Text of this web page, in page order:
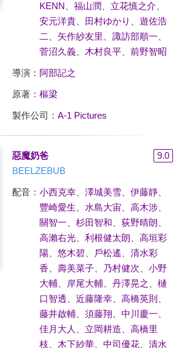
KENN
福山潤 立花慎之介
安元洋貴、 田村ゆかり
遊佐浩
二
矢作紗友里 諏訪部順一
菅沼久義、 木村良平、 前野智昭
導演： 阿部記之
原著： 樞梁
製作公司： A-1 Pictures
惡魔奶爸
9.0
BEELZEBUB
配音： 小西克幸、 澤城美雪、 伊藤靜、
豐崎愛生
水島大宙、 高木涉、
關智一
杉田智和 荻野晴朗
高瀨右光、 利根健太朗
高垣彩
陽、 悠木碧、 戶松遙
清水彩
香
壽美菜子、 乃村健次
小野
大輔、 岸尾大輔、 丹澤晃之
樋
口智透
近藤隆幸、 高橋英則
藤井啟輔、 須藤翔 中川慶一
佳月大人
立岡耕造
高橋里
枝
木下紗華、 中司優花、 清水